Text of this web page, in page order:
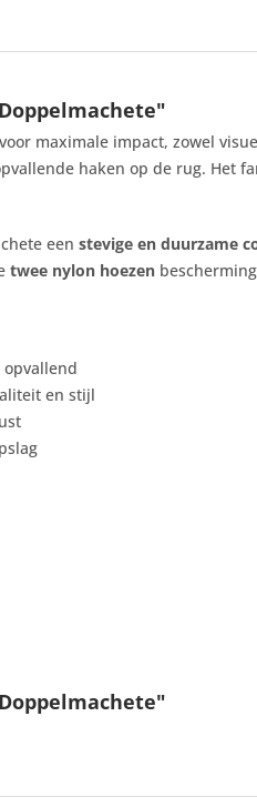
maximale impact, zowel
haken op de rug. Het
een stevige en duurzame
twee nylon hoezen
en stijl